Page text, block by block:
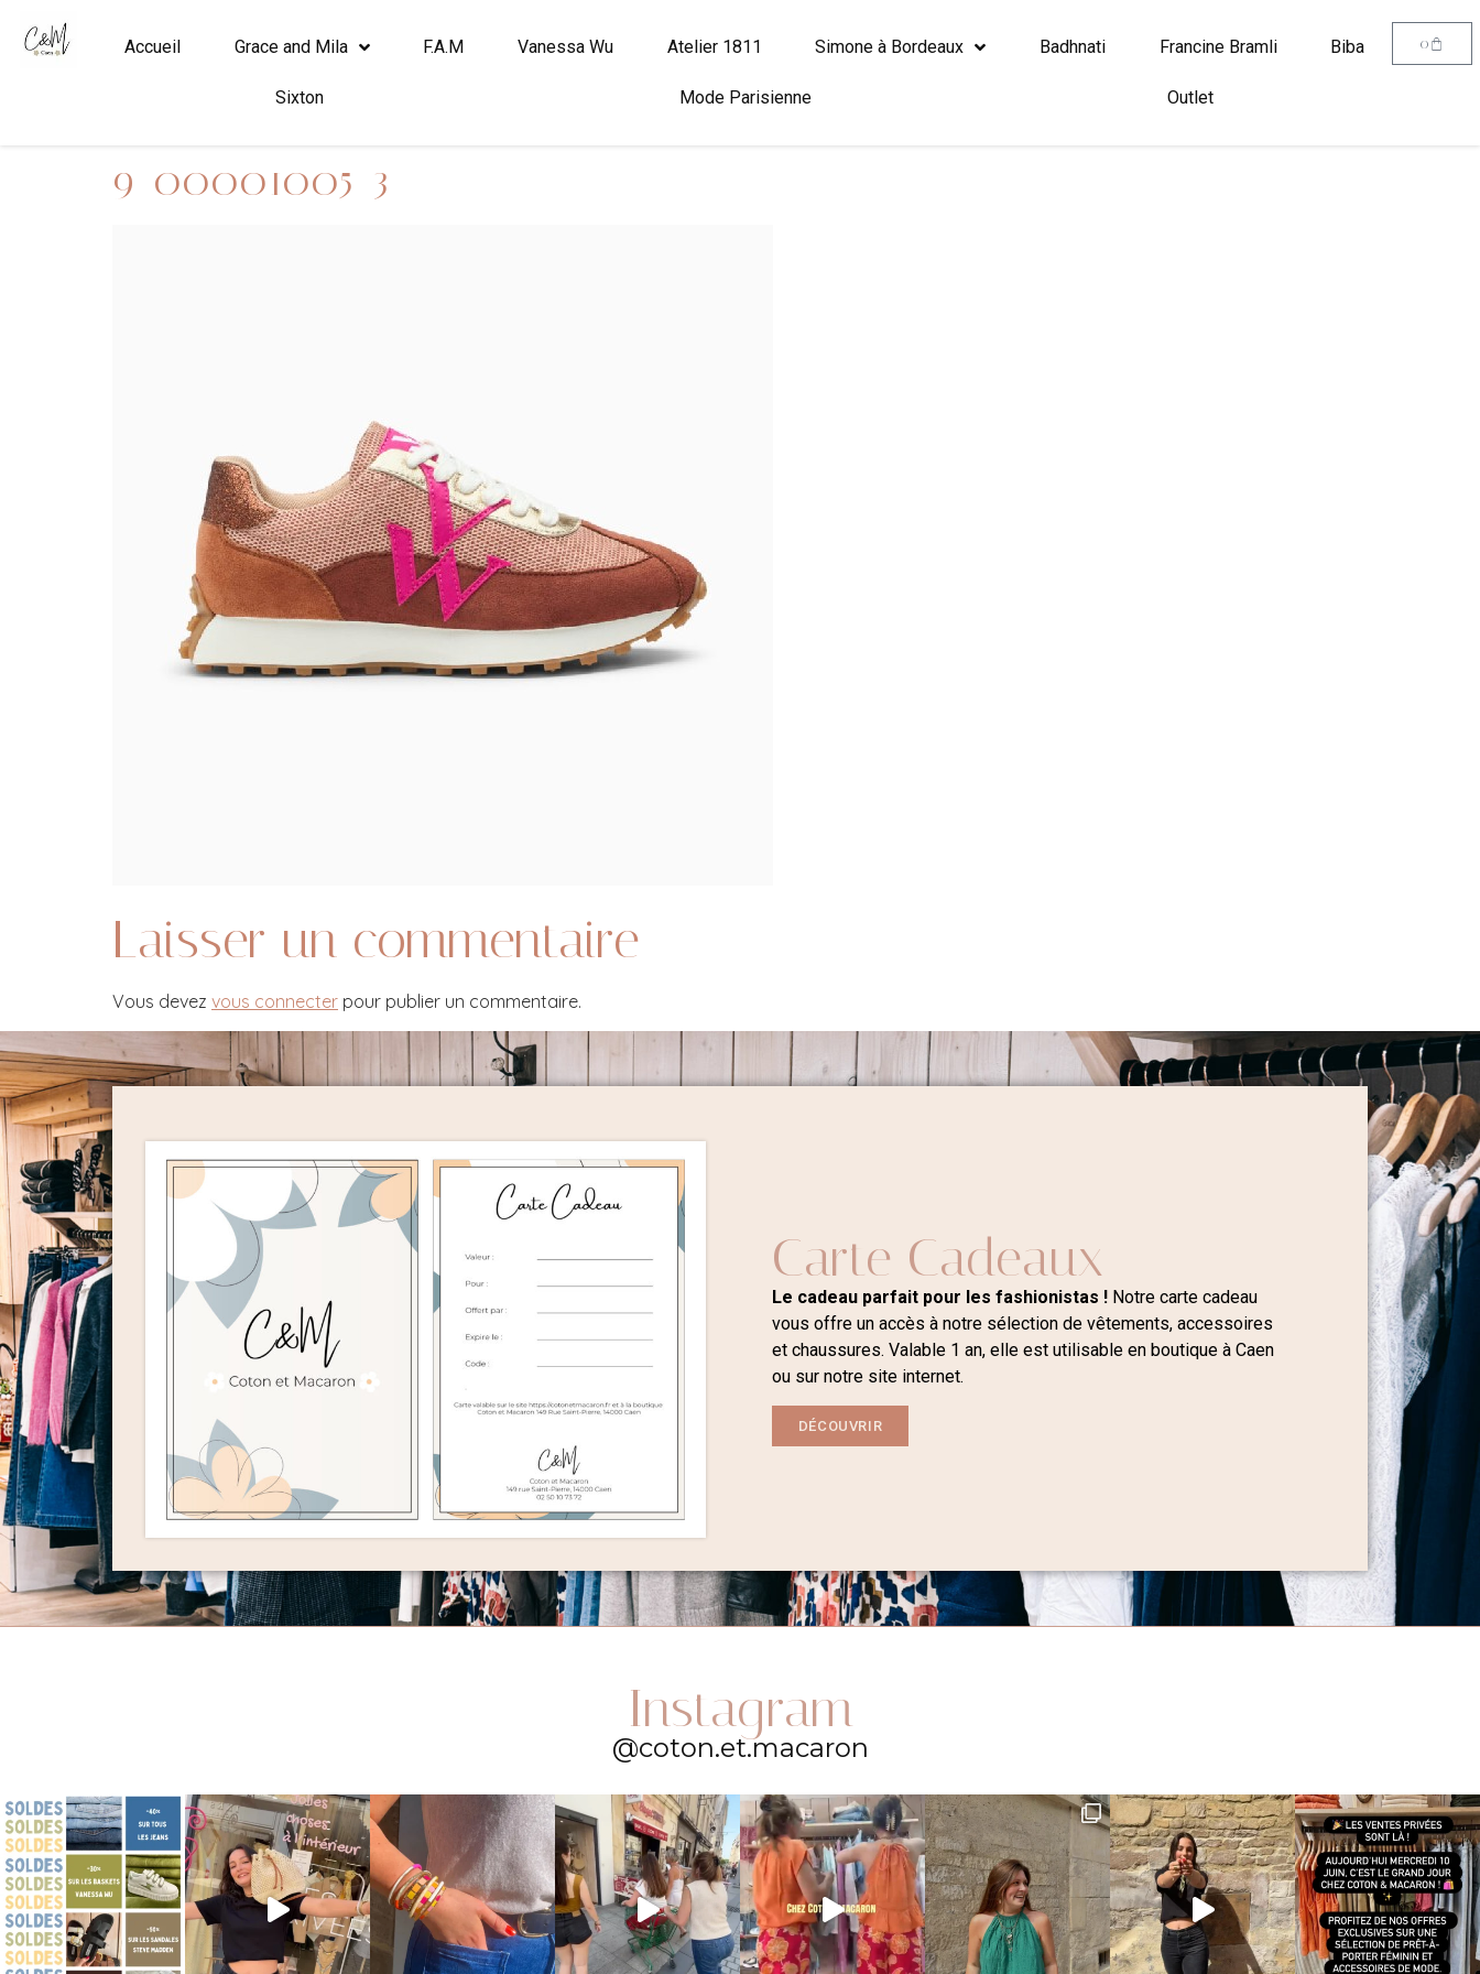
0
Accueil Grace and Mila F.A.M Vanessa Wu Atelier 1811 Simone à Bordeaux Badhnati Francine Bramli Biba
Sixton Mode Parisienne Outlet
9_00001005_3
Laisser un commentaire
Vous devez vous connecter pour publier un commentaire.
Carte Cadeaux
Le cadeau parfait pour les fashionistas !Notre carte cadeau
vous offre un accès à notre sélection de vêtements, accessoires
et chaussures. Valable 1 an, elle est utilisable en boutique à Caen
ou sur notre site internet.
DÉCOUVRIR
Instagram
@coton.et.macaron